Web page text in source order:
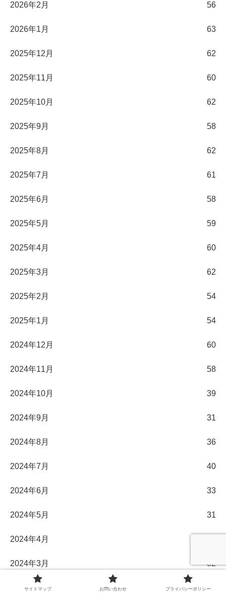
2026年2月 56
2026年1月 63
2025年12月 62
2025年11月 60
2025年10月 62
2025年9月 58
2025年8月 62
2025年7月 61
2025年6月 58
2025年5月 59
2025年4月 60
2025年3月 62
2025年2月 54
2025年1月 54
2024年12月 60
2024年11月 58
2024年10月 39
2024年9月 31
2024年8月 36
2024年7月 40
2024年6月 33
2024年5月 31
2024年4月
2024年3月 32
2024年2月 29
サイトマップ お問い合わせ プライバシーポリシー